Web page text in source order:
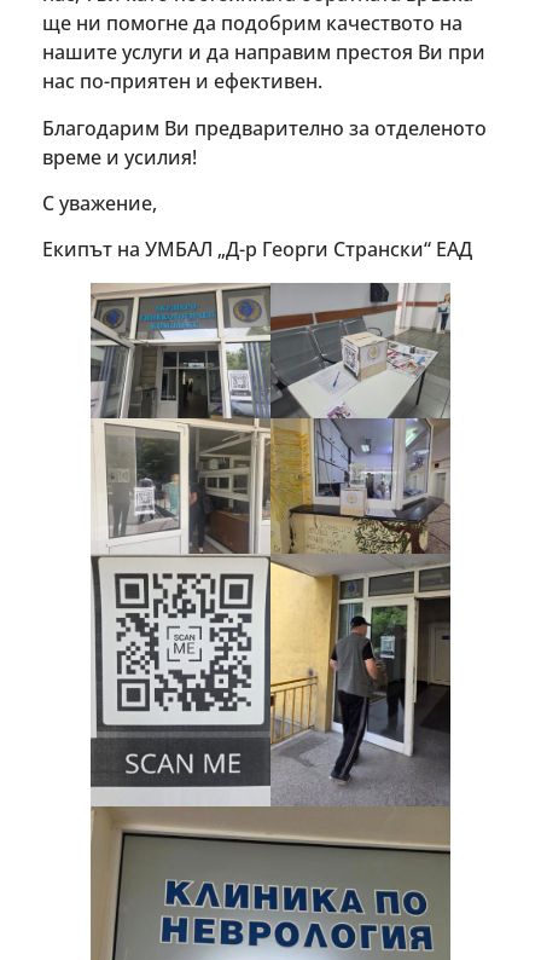
ще ни помогне да подобрим качеството на
нашите услуги и да направим престоя Ви при
нас по-приятен и ефективен.
Благодарим Ви предварително за отделеното
време и усилия!
С уважение,
Екипът на УМБАЛ „Д-р Георги Странски“ ЕАД